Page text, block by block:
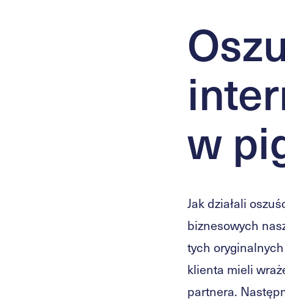
w
Jak działali
biznesowych
tych
klienta mieli
partnera.